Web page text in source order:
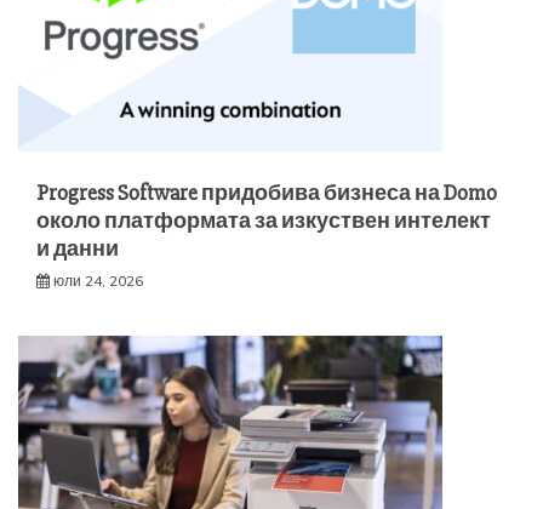
Progress Software придобива бизнеса на Domo
около платформата за изкуствен интелект
и данни
юли 24, 2026